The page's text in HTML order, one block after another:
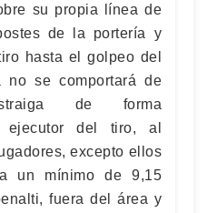
su propia línea de
de la portería y
hasta el golpeo del
no se comportará de
de forma
ejecutor del tiro, al
excepto ellos
un mínimo de 9,15
fuera del área y